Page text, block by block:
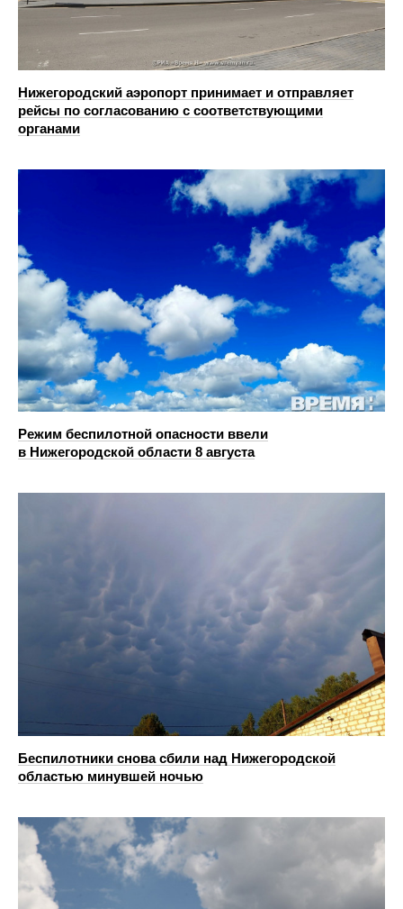
Нижегородский аэропорт принимает и отправляет
рейсы по согласованию с соответствующими
органами
Режим беспилотной опасности ввели
в Нижегородской области 8 августа
Беспилотники снова сбили над Нижегородской
областью минувшей ночью